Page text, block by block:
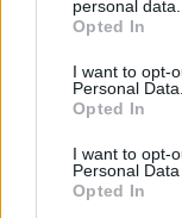
personal data.
Opted In
I want to opt-
Personal Data.
Opted In
I want to opt-
Personal
Opted In
ból (ostry ,
Dodam ,
może być
z góry
wiec